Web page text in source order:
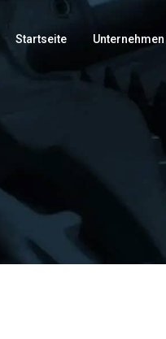
Startseite Unternehmen